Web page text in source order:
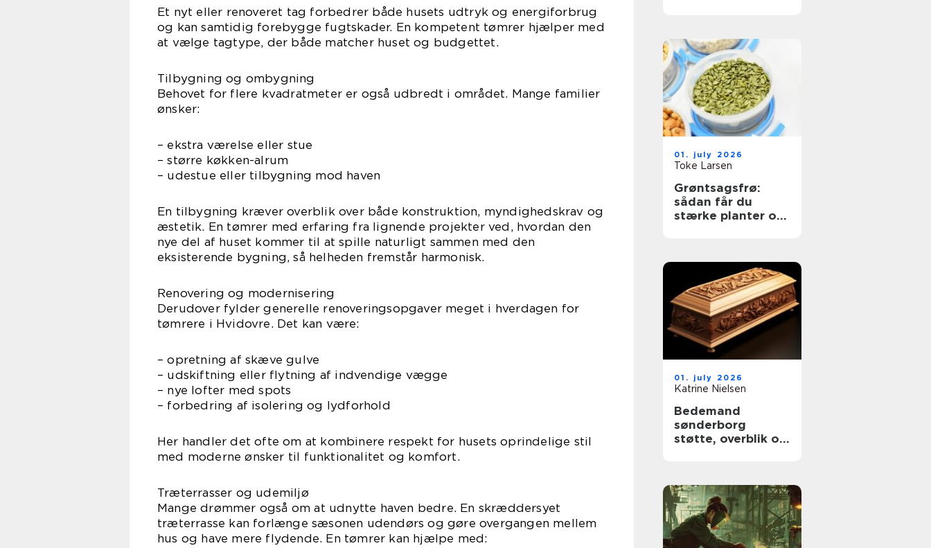
Et nyt eller renoveret tag forbedrer både husets udtryk og energiforbrug
og kan samtidig forebygge fugtskader. En kompetent tømrer hjælper med
at vælge tagtype, der både matcher huset og budgettet.
Tilbygning og ombygning
Behovet for flere kvadratmeter er også udbredt i området. Mange familier
ønsker:
– ekstra værelse eller stue
– større køkken-alrum
– udestue eller tilbygning mod haven
En tilbygning kræver overblik over både konstruktion, myndighedskrav og
æstetik. En tømrer med erfaring fra lignende projekter ved, hvordan den
nye del af huset kommer til at spille naturligt sammen med den
eksisterende bygning, så helheden fremstår harmonisk.
Renovering og modernisering
Derudover fylder generelle renoveringsopgaver meget i hverdagen for
tømrere i Hvidovre. Det kan være:
– opretning af skæve gulve
– udskiftning eller flytning af indvendige vægge
– nye lofter med spots
– forbedring af isolering og lydforhold
Her handler det ofte om at kombinere respekt for husets oprindelige stil
med moderne ønsker til funktionalitet og komfort.
Træterrasser og udemiljø
Mange drømmer også om at udnytte haven bedre. En skræddersyet
træterrasse kan forlænge sæsonen udendørs og gøre overgangen mellem
hus og have mere flydende. En tømrer kan hjælpe med:
01. july 2026
Toke Larsen
Grøntsagsfrø:
sådan får du
stærke planter og
01. july 2026
Katrine Nielsen
Bedemand
sønderborg
støtte, overblik og